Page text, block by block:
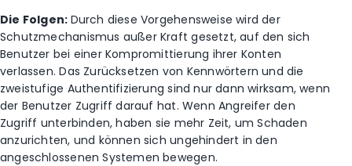
Die Folgen: Durch diese Vorgehensweise wird der
Schutzmechanismus außer Kraft gesetzt, auf den sich
Benutzer bei einer Kompromittierung ihrer Konten
verlassen. Das Zurücksetzen von Kennwörtern und die
zweistufige Authentifizierung sind nur dann wirksam, wenn
der Benutzer Zugriff darauf hat. Wenn Angreifer den
Zugriff unterbinden, haben sie mehr Zeit, um Schaden
anzurichten, und können sich ungehindert in den
angeschlossenen Systemen bewegen.